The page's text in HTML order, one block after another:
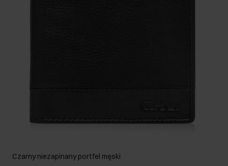
Czarny niezapinany portfel męski